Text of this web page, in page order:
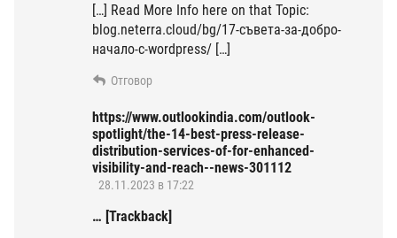
[…] Read More Info here on that Topic:
blog.neterra.cloud/bg/17-съвета-за-добро-
начало-с-wordpress/ […]
Отговор
https://www.outlookindia.com/outlook-
spotlight/the-14-best-press-release-
distribution-services-of-for-enhanced-
visibility-and-reach--news-301112
28.11.2023 в 17:22
… [Trackback]